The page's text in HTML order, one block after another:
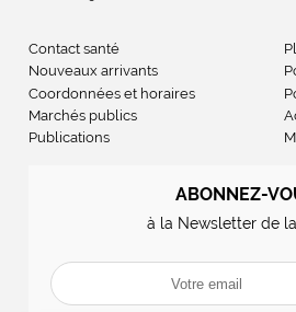
Contact santé
Nouveaux arrivants
Coordonnées et horaires
Marchés publics
Publications
ABONNEZ-
à la Newsletter de